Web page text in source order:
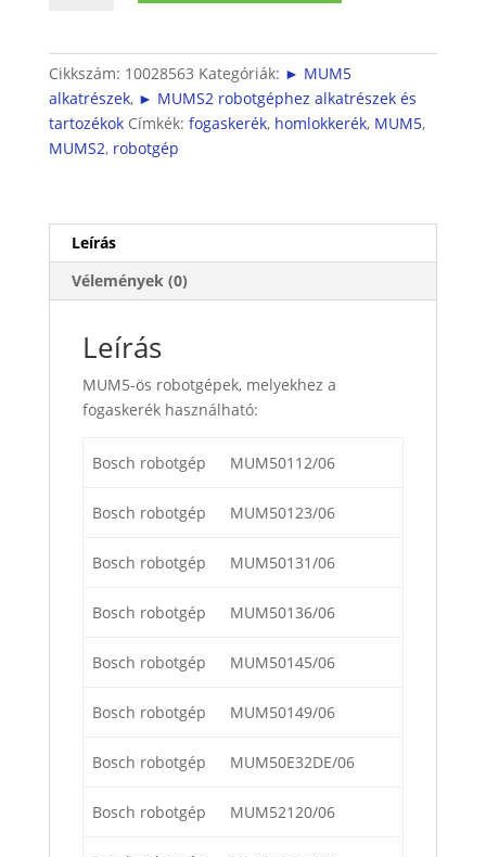
és
MUMS2
robotgéphez
Cikkszám: 10028563 Kategóriák: ► MUM5
alkatrészek, ► MUMS2 robotgéphez alkatrészek és
tartozékok Címkék: fogaskerék, homlokkerék, MUM5,
MUMS2, robotgép
Leírás
Vélemények (0)
Leírás
MUM5-ös robotgépek, melyekhez a
fogaskerék használható:
Bosch robotgép MUM50112/06
Bosch robotgép MUM50123/06
Bosch robotgép MUM50131/06
Bosch robotgép MUM50136/06
Bosch robotgép MUM50145/06
Bosch robotgép MUM50149/06
Bosch robotgép MUM50E32DE/06
Bosch robotgép MUM52120/06